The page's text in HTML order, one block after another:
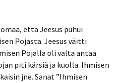
että Jeesus puhui
Pojasta. Jeesus väitti
Pojalla oli valta antaa
piti kärsiä ja kuolla. Ihmisen
jne. Sanat ”Ihmisen